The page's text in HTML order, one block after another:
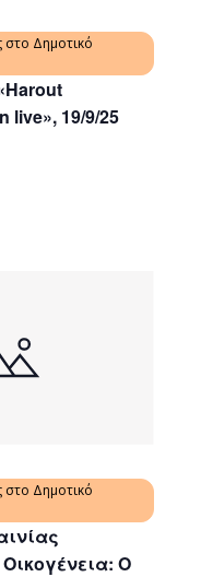
live», 19/9/25
στο Δημοτικό
Ο
στο Δημοτικό